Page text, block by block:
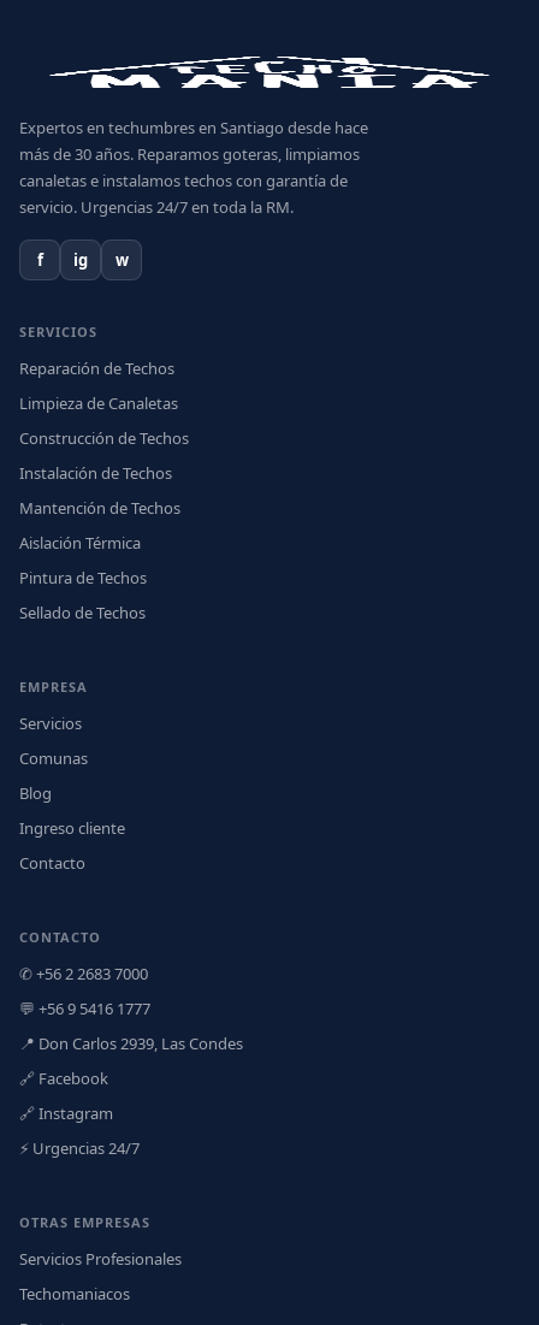
Expertos en techumbres en Santiago desde hace
más de 30 años. Reparamos goteras, limpiamos
canaletas e instalamos techos con garantía de
servicio. Urgencias 24/7 en toda la RM.
f ig w
SERVICIOS
Reparación de Techos
Limpieza de Canaletas
Construcción de Techos
Instalación de Techos
Mantención de Techos
Aislación Térmica
Pintura de Techos
Sellado de Techos
EMPRESA
Servicios
Comunas
Blog
Ingreso cliente
Contacto
CONTACTO
✆ +56 2 2683 7000
💬 +56 9 5416 1777
📍 Don Carlos 2939, Las Condes
🔗 Facebook
🔗 Instagram
⚡ Urgencias 24/7
OTRAS EMPRESAS
Servicios Profesionales
Techomaniacos